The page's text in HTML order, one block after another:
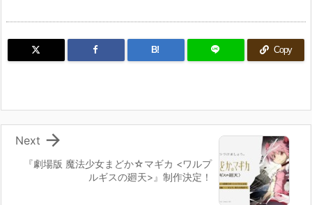
B! Copy
『劇場版 魔法少女まどか☆マギカ <ワルプ
ルギスの廻天>』制作決定！

Next